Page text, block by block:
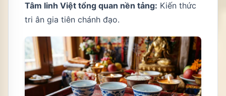
Tâm linh Việt tổng quan nền tảng: Kiến thức
tri ân gia tiên chánh đạo.